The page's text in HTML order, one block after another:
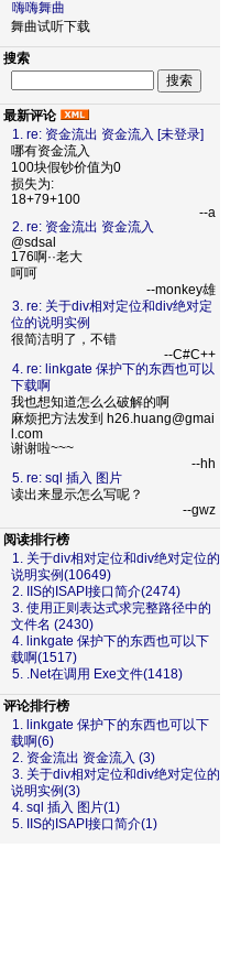
嗨嗨舞曲
舞曲试听下载
搜索
最新评论
1. re: 资金流出 资金流入 [未登录]
哪有资金流入
100块假钞价值为0
损失为:
18+79+100
--a
2. re: 资金流出 资金流入
@sdsal
176啊··老大
呵呵
--monkey雄
3. re: 关于div相对定位和div绝对定
位的说明实例
很简洁明了，不错
--C#C++
4. re: linkgate 保护下的东西也可以
下载啊
我也想知道怎么么破解的啊
麻烦把方法发到 h26.huang@gmai
l.com
谢谢啦~~~
--hh
5. re: sql 插入 图片
读出来显示怎么写呢？
--gwz
阅读排行榜
1. 关于div相对定位和div绝对定位的
说明实例(10649)
2. IIS的ISAPI接口简介(2474)
3. 使用正则表达式求完整路径中的
文件名 (2430)
4. linkgate 保护下的东西也可以下
载啊(1517)
5. .Net在调用 Exe文件(1418)
评论排行榜
1. linkgate 保护下的东西也可以下
载啊(6)
2. 资金流出 资金流入 (3)
3. 关于div相对定位和div绝对定位的
说明实例(3)
4. sql 插入 图片(1)
5. IIS的ISAPI接口简介(1)